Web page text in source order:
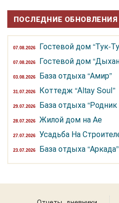
ПОСЛЕДНИЕ ОБНОВЛЕНИЯ
07.08.2026 Гостевой дом “Тук-
07.08.2026 Гостевой дом
03.08.2026 База отдыха “Амир”
31.07.2026 Коттедж “Altay Soul”
29.07.2026 База отдыха “Родник
28.07.2026 Жилой дом на Ае
27.07.2026 Усадьба На
23.07.2026 База отдыха “Аркада”